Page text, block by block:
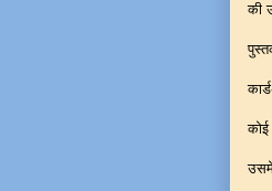
की
कोई